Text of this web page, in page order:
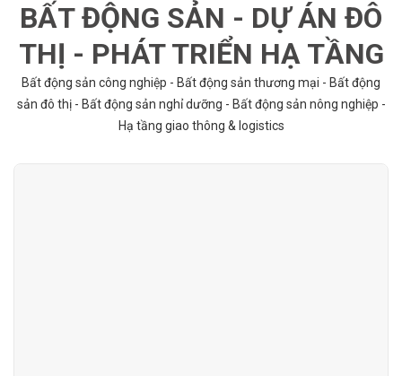
BẤT ĐỘNG SẢN - DỰ ÁN ĐÔ
THỊ - PHÁT TRIỂN HẠ TẦNG
Bất động sản công nghiệp - Bất động sản thương mại - Bất động
sản đô thị - Bất động sản nghỉ dưỡng - Bất động sản nông nghiệp -
Hạ tầng giao thông & logistics